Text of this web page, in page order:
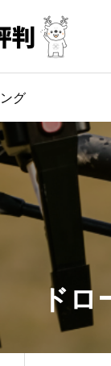
グ
ドロ